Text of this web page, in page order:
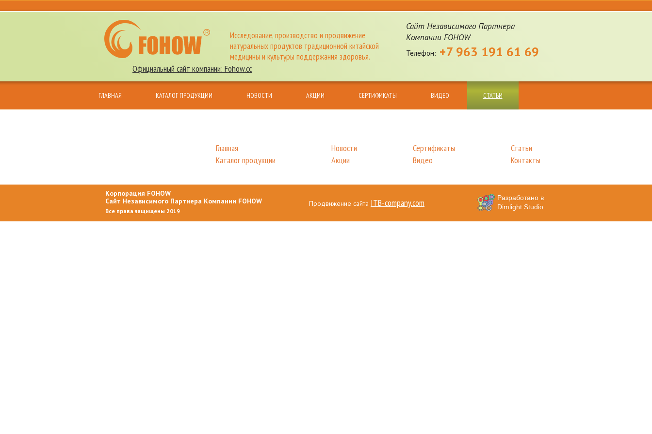
Исследование, производство и продвижение
натуральных продуктов традиционной китайской
медицины и культуры поддержания здоровья.
Сайт Независимого Партнера
Компании FOHOW
Телефон: +7 963 191 61 69
Официальный сайт компании: Fohow.cc
ГЛАВНАЯ КАТАЛОГ ПРОДУКЦИИ НОВОСТИ АКЦИИ СЕРТИФИКАТЫ ВИДЕО СТАТЬИ
Главная
Каталог продукции
Новости
Акции
Сертификаты
Видео
Статьи
Контакты
Корпорация FOHOW
Сайт Независимого Партнера Компании FOHOW
Все права защищены 2019
Продвижение сайта ITB-company.com
Разработано в
Dimlight Studio